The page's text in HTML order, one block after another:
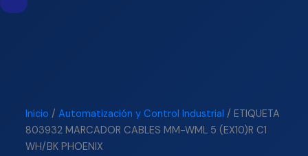
Inicio /Automatización y Control Industrial / ETIQUETA
803932 MARCADOR CABLES MM-WML 5 (EX10)R C1
WH/BK PHOENIX